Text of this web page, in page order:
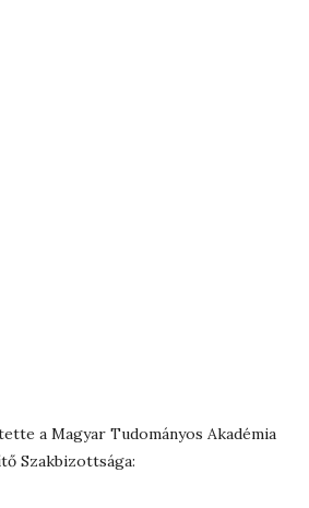
a Magyar Tudományos Akadémia
Szakbizottsága: